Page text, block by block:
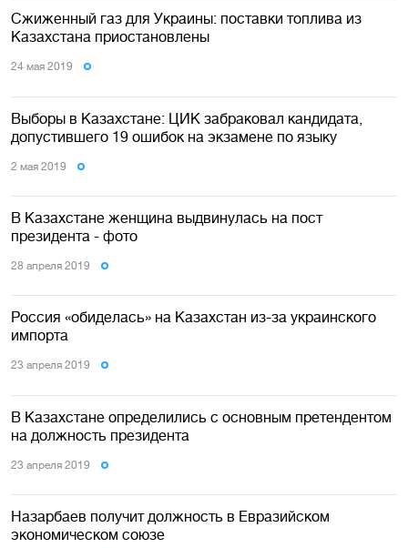
Сжиженный газ для Украины: поставки топлива из
Казахстана приостановлены
24 мая 2019
Выборы в Казахстане: ЦИК забраковал кандидата,
допустившего 19 ошибок на экзамене по языку
2 мая 2019
В Казахстане женщина выдвинулась на пост
президента - фото
28 апреля 2019
Россия «обиделась» на Казахстан из-за украинского
импорта
23 апреля 2019
В Казахстане определились с основным претендентом
на должность президента
23 апреля 2019
Назарбаев получит должность в Евразийском
экономическом союзе